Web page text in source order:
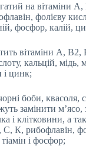
на вітаміни
фолієву
фосфор, калій,
вітаміни А,
кальцій, мідь,
і цинк;
боби, квасоля,
замінити м’ясо,
і клітковини, а
С, К, рибофлавін,
і фосфор;